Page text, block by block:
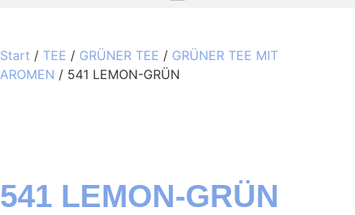
Start / TEE / GRÜNER TEE / GRÜNER TEE MIT
AROMEN / 541 LEMON-GRÜN
541 LEMON-GRÜN